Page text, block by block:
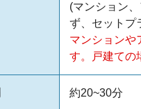
(マンション
ず、セットプ
マンションや
す。戸建ての
約20~30分